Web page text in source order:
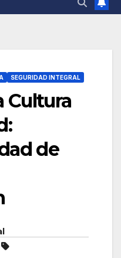
SEGURIDAD INTEGRAL
Cultura
de